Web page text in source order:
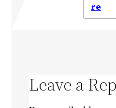
re
Leave a